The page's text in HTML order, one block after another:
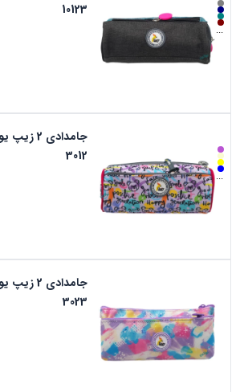
...
10123
...
3012
3023